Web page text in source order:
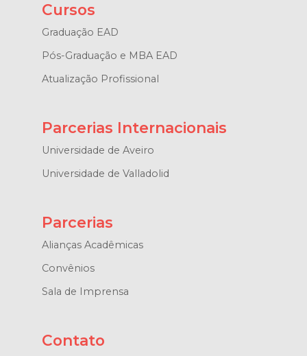
Cursos
Graduação EAD
Pós-Graduação e MBA EAD
Atualização Profissional
Parcerias Internacionais
Universidade de Aveiro
Universidade de Valladolid
Parcerias
Alianças Acadêmicas
Convênios
Sala de Imprensa
Contato